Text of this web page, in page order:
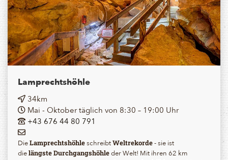
Lamprechtshöhle
34km
Mai - Oktober täglich von 8:30 – 19:00 Uhr
+43 676 44 80 791
DieLamprechtshöhleschreibtWeltrekorde- sie ist
dielängsteDurchgangshöhleder Welt! Mit ihren 62 km